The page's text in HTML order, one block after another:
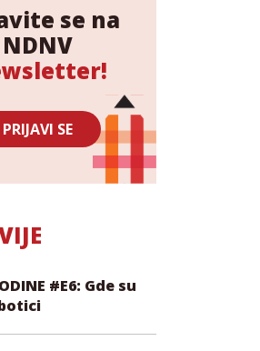
se na
NDNV
PRIJAVI SE
#E6: Gde su